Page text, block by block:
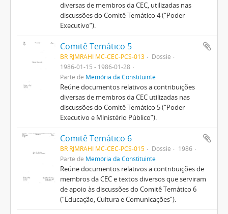
diversas de membros da CEC, utilizadas nas
discussões do Comitê Temático 4 (“Poder
Executivo”).
Comitê Temático 5
BR RJMRAHI MC-CEC-PCS-013
Dossiê
1986-01-15 - 1986-01-28
Parte de Memória da Constituinte
Reúne documentos relativos a contribuições
diversas de membros da CEC utilizadas nas
discussões do Comitê Temático 5 (“Poder
Executivo e Ministério Público”).
Comitê Temático 6
BR RJMRAHI MC-CEC-PCS-015 Dossiê
1986
Parte de Memória da Constituinte
Reúne documentos relativos a contribuições de
membros da CEC e textos diversos que serviram
de apoio às discussões do Comitê Temático 6
(“Educação, Cultura e Comunicações”).